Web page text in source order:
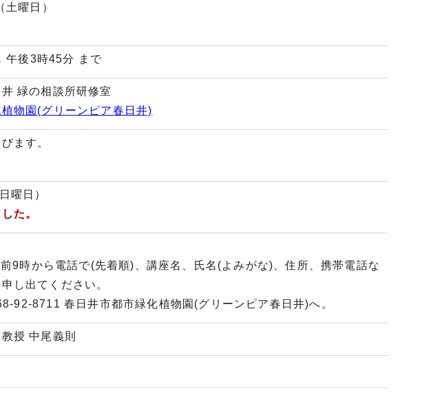
曜日）
午後3時45分 まで
緑の相談所研修室
物園(グリーンピア春日井)
ます。
曜日）
た。
9時から電話で(先着順)、講座名、氏名(よみがな)、住所、携帯電話な
し出てください。
92-8711 春日井市都市緑化植物園(グリーンピア春日井)へ。
授 中尾義則